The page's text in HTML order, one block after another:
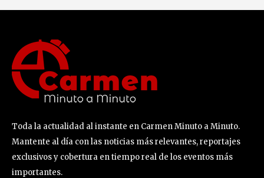
Toda la actualidad al instante en Carmen Minuto a Minuto.
Mantente al día con las noticias más relevantes, reportajes
exclusivos y cobertura en tiempo real de los eventos más
importantes.